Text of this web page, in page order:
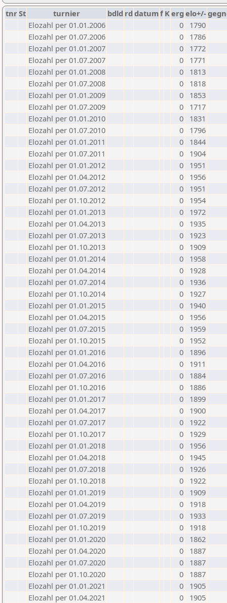
tnrSt turnier bdld rd datumf Kerg elo+/-
Elozahl per 01.01.2006
0
1790
Elozahl per 01.07.2006
0
1786
Elozahl per 01.01.2007
0
1772
Elozahl per 01.07.2007
0
1771
Elozahl per 01.01.2008
0
1813
Elozahl per 01.07.2008
0
1818
Elozahl per 01.01.2009
0
1853
Elozahl per 01.07.2009
0
1717
Elozahl per 01.01.2010
0
1831
Elozahl per 01.07.2010
0
1796
Elozahl per 01.01.2011
0
1844
Elozahl per 01.07.2011
0
1904
Elozahl per 01.01.2012
0
1951
Elozahl per 01.04.2012
0
1956
Elozahl per 01.07.2012
0
1951
Elozahl per 01.10.2012
0
1954
Elozahl per 01.01.2013
0
1972
Elozahl per 01.04.2013
0
1935
Elozahl per 01.07.2013
0
1923
Elozahl per 01.10.2013
0
1909
Elozahl per 01.01.2014
0
1958
Elozahl per 01.04.2014
0
1928
Elozahl per 01.07.2014
0
1936
Elozahl per 01.10.2014
0
1927
Elozahl per 01.01.2015
0
1940
Elozahl per 01.04.2015
0
1956
Elozahl per 01.07.2015
0
1959
Elozahl per 01.10.2015
0
1952
Elozahl per 01.01.2016
0
1896
Elozahl per 01.04.2016
0
1911
Elozahl per 01.07.2016
0
1884
Elozahl per 01.10.2016
0
1886
Elozahl per 01.01.2017
0
1899
Elozahl per 01.04.2017
0
1900
Elozahl per 01.07.2017
0
1922
Elozahl per 01.10.2017
0
1929
Elozahl per 01.01.2018
0
1956
Elozahl per 01.04.2018
0
1945
Elozahl per 01.07.2018
0
1926
Elozahl per 01.10.2018
0
1922
Elozahl per 01.01.2019
0
1909
Elozahl per 01.04.2019
0
1918
Elozahl per 01.07.2019
0
1933
Elozahl per 01.10.2019
0
1918
Elozahl per 01.01.2020
0
1862
Elozahl per 01.04.2020
0
1887
Elozahl per 01.07.2020
0
1887
Elozahl per 01.10.2020
0
1887
Elozahl per 01.01.2021
0
1905
Elozahl per 01.04.2021
0
1905